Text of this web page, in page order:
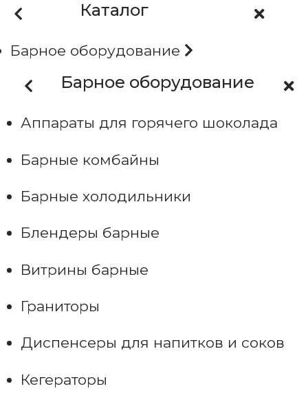
Каталог
Барное оборудование
Барное оборудование
Аппараты для горячего шоколада
Барные комбайны
Барные холодильники
Блендеры барные
Витрины барные
Граниторы
Диспенсеры для напитков и соков
Кегераторы